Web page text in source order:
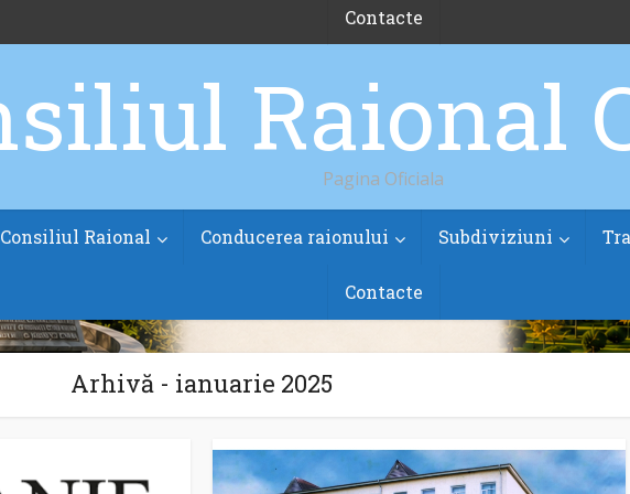
Pagina Oficiala
Consiliul Raional Conducerea raionului Subdiviziuni
Contacte
Contacte
Arhivă - ianuarie 2025